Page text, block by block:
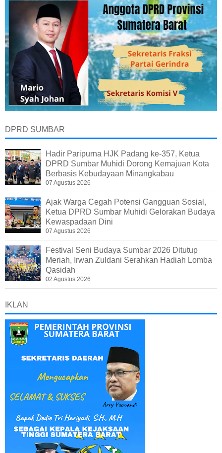
DPRD SUMBAR
Hadir Paripurna HJK Padang ke-357, Ketua
DPRD Sumbar Muhidi Dorong Kemajuan Kota
Berbasis Kebudayaan Minangkabau
07 Agustus 2026
Ajak Warga Cegah Potensi Gangguan Sosial,
Ketua DPRD Sumbar Muhidi Gelorakan Budaya
Kewaspadaan Dini
07 Agustus 2026
Festival Seni Budaya Sumbar 2026 Ditutup
Meriah, Irwan Zuldani Serahkan Hadiah Lomba
Qasidah
02 Agustus 2026
IKLAN